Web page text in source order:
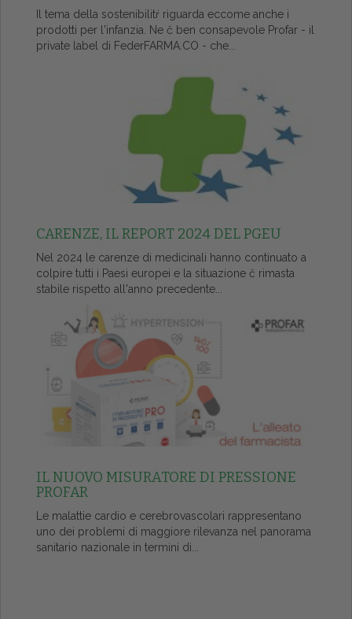
Il tema della sostenibilitŕ riguarda eccome anche i
prodotti per l'infanzia. Ne č ben consapevole Profar - il
private label di FederFARMA.CO - che...
CARENZE, IL REPORT 2024 DEL PGEU
Nel 2024 le carenze di medicinali hanno continuato a
colpire tutti i Paesi europei e la situazione č rimasta
stabile rispetto all'anno precedente...
IL NUOVO MISURATORE DI PRESSIONE
PROFAR
Le malattie cardio e cerebrovascolari rappresentano
uno dei problemi di maggiore rilevanza nel panorama
sanitario nazionale in termini di...